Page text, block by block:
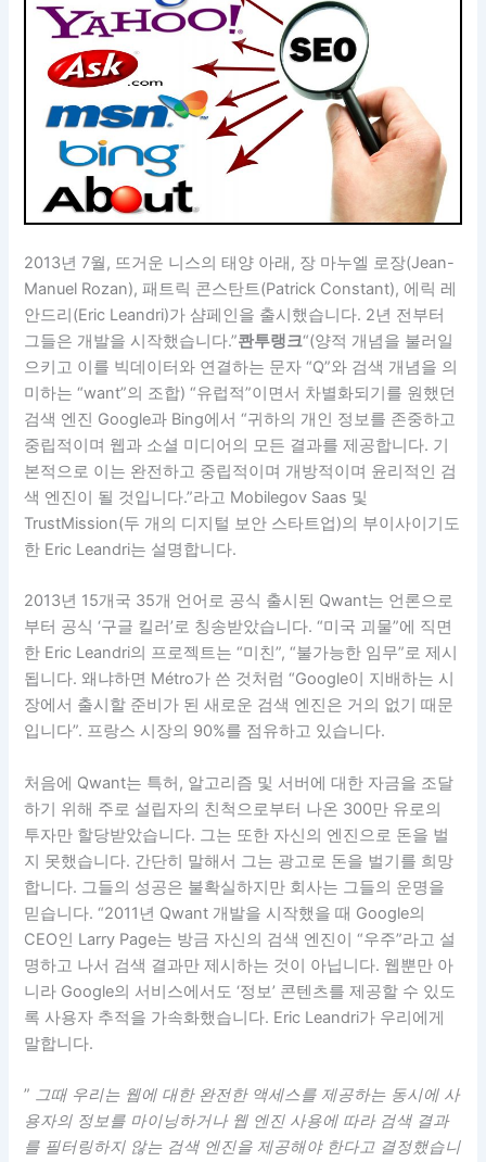
2013년 7월, 뜨거운 니스의 태양 아래, 장 마누엘 로장(Jean-
Manuel Rozan), 패트릭 콘스탄트(Patrick Constant), 에릭 레
안드리(Eric Leandri)가 샴페인을 출시했습니다. 2년 전부터
그들은 개발을 시작했습니다.”콴투랭크“(양적 개념을 불러일
으키고 이를 빅데이터와 연결하는 문자 “Q”와 검색 개념을 의
미하는 “want”의 조합) “유럽적”이면서 차별화되기를 원했던
검색 엔진 Google과 Bing에서 “귀하의 개인 정보를 존중하고
중립적이며 웹과 소셜 미디어의 모든 결과를 제공합니다. 기
본적으로 이는 완전하고 중립적이며 개방적이며 윤리적인 검
색 엔진이 될 것입니다.”라고 Mobilegov Saas 및
TrustMission(두 개의 디지털 보안 스타트업)의 부이사이기도
한 Eric Leandri는 설명합니다.
2013년 15개국 35개 언어로 공식 출시된 Qwant는 언론으로
부터 공식 ‘구글 킬러’로 칭송받았습니다. “미국 괴물”에 직면
한 Eric Leandri의 프로젝트는 “미친”, “불가능한 임무”로 제시
됩니다. 왜냐하면 Métro가 쓴 것처럼 “Google이 지배하는 시
장에서 출시할 준비가 된 새로운 검색 엔진은 거의 없기 때문
입니다”. 프랑스 시장의 90%를 점유하고 있습니다.
처음에 Qwant는 특허, 알고리즘 및 서버에 대한 자금을 조달
하기 위해 주로 설립자의 친척으로부터 나온 300만 유로의
투자만 할당받았습니다. 그는 또한 자신의 엔진으로 돈을 벌
지 못했습니다. 간단히 말해서 그는 광고로 돈을 벌기를 희망
합니다. 그들의 성공은 불확실하지만 회사는 그들의 운명을
믿습니다. “2011년 Qwant 개발을 시작했을 때 Google의
CEO인 Larry Page는 방금 자신의 검색 엔진이 “우주”라고 설
명하고 나서 검색 결과만 제시하는 것이 아닙니다. 웹뿐만 아
니라 Google의 서비스에서도 ‘정보’ 콘텐츠를 제공할 수 있도
록 사용자 추적을 가속화했습니다. Eric Leandri가 우리에게
말합니다.
” 그때 우리는 웹에 대한 완전한 액세스를 제공하는 동시에 사
용자의 정보를 마이닝하거나 웹 엔진 사용에 따라 검색 결과
를 필터링하지 않는 검색 엔진을 제공해야 한다고 결정했습니